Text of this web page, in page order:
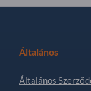
Általános
Általános